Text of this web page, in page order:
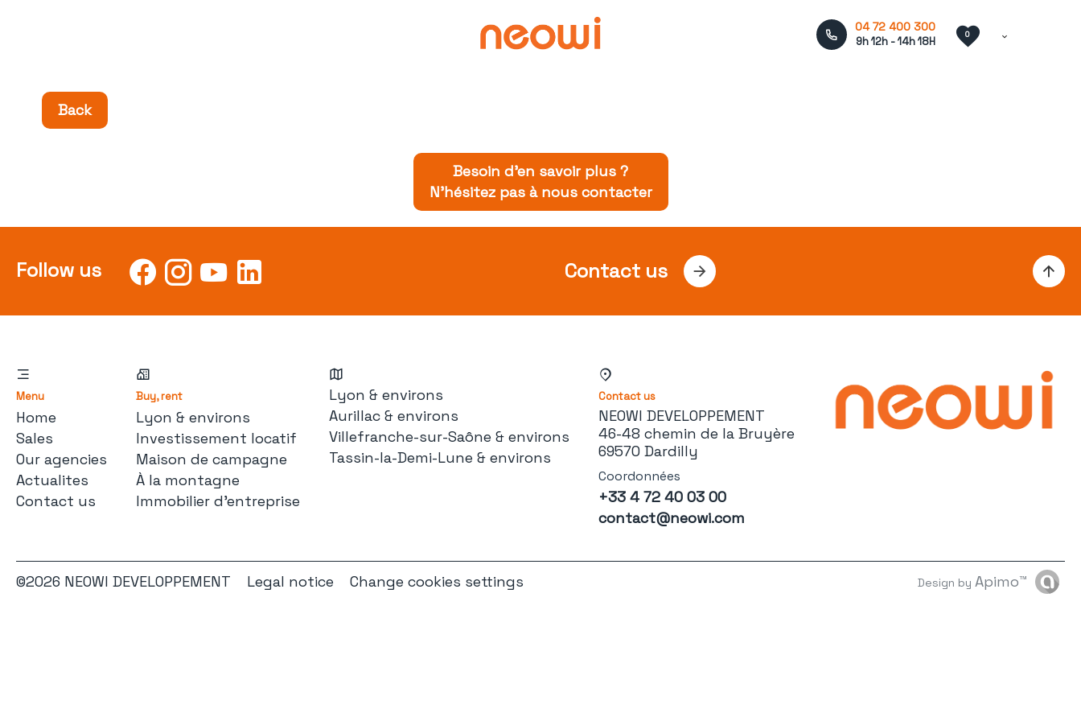
04 72 400 300
9h 12h - 14h 18H
0
Back
Besoin d’en savoir plus ?
N’hésitez pas à nous contacter
Follow us Contact us
Menu
Home
Sales
Our agencies
Actualites
Contact us
Buy, rent
Lyon & environs
Investissement locatif
Maison de campagne
À la montagne
Immobilier d'entreprise
Lyon & environs
Aurillac & environs
Villefranche-sur-Saône & environs
Tassin-la-Demi-Lune & environs
Contact us
NEOWI DEVELOPPEMENT
46-48 chemin de la Bruyère
69570 Dardilly
Coordonnées
+33 4 72 40 03 00
contact@neowi.com
©2026 NEOWI DEVELOPPEMENT Legal notice Change cookies settings Design by Apimo™